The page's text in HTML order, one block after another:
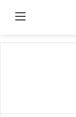
منو